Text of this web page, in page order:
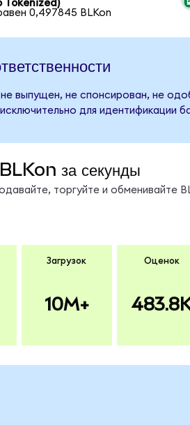
Tokenized)
0,497845 BLKon
выпущен, не спонсирован, не
для идентификации
за секунды
торгуйте и обменивайте
Загрузок
10M+
Оценок